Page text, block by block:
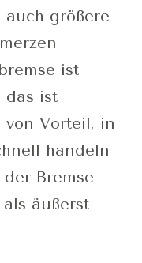
auch größere
ist
das ist
von Vorteil, in
handeln
Bremse
äußerst